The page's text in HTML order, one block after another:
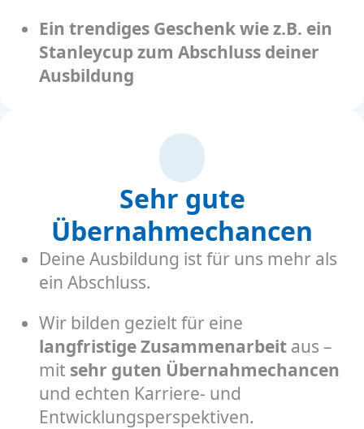
Ein trendiges Geschenk wie z.B. ein
Stanleycup zum Abschluss deiner
Ausbildung
Sehr gute
Übernahmechancen
Deine Ausbildung ist für uns mehr als
ein Abschluss.
Wir bilden gezielt für eine
langfristige Zusammenarbeit aus –
mit sehr guten Übernahmechancen
und echten Karriere- und
Entwicklungsperspektiven.